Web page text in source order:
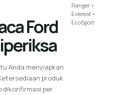
Ford
Anda menyiapkan
produk
dikonfirmasi per
Ranger •
Everest •
EcoSport